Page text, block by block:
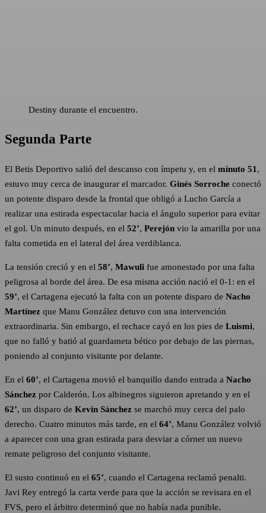
Destiny durante el encuentro.
Segunda Parte
El Betis Deportivo salió del descanso con ímpetu y, en el minuto 51 ,
estuvo muy cerca de inaugurar el marcador. Ginés Sorroche conectó
un potente disparo desde la frontal que obligó a Lucho García a
realizar una estirada espectacular hacia el ángulo superior para evitar
el gol. Un minuto después, en el 52’, Perejón vio la amarilla por una
falta cometida en el lateral del área verdiblanca.
La tensión creció y en el 58’, Mawuli fue amonestado por una falta
peligrosa al borde del área. De esa misma acción nació el 0-1: en el
59’, el Cartagena ejecutó la falta con un potente disparo de Nacho
Martínez que Manu González detuvo con una intervención
extraordinaria. Sin embargo, el rechace cayó en los pies de Luismi,
que no falló y batió al guardameta bético por debajo de las piernas,
poniendo al conjunto visitante por delante.
En el 60’, el Cartagena movió el banquillo dando entrada a Nacho
Sánchez por Calderón. Los albinegros siguieron apretando y en el
62’, un disparo de Kevin Sánchez se marchó muy cerca del palo
derecho. Cuatro minutos más tarde, en el 64’, Manu González volvió
a aparecer con una gran estirada para desviar a córner un nuevo
remate peligroso del conjunto visitante.
El susto continuó en el 65’, cuando el Cartagena reclamó penalti.
Javi Rey entregó la carta verde para que la acción se revisara en el
FVS, pero el árbitro determinó que no había nada punible.